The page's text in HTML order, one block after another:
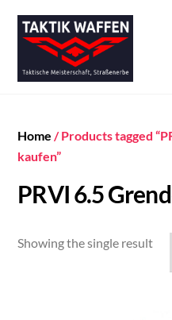
content
Home / Products tagged
kaufen”
PRVI 6.5
Showing the single result